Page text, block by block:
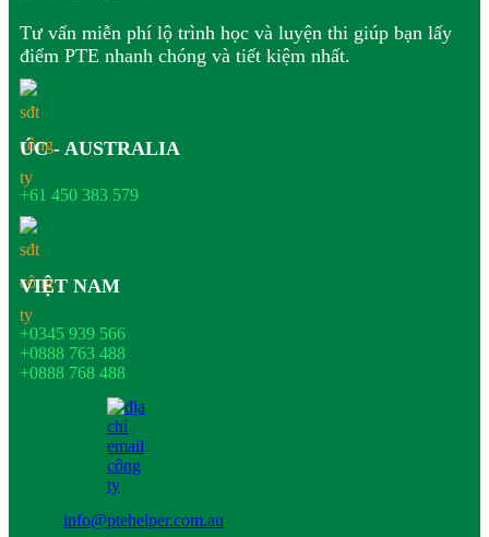
Tư vấn miễn phí lộ trình học và luyện thi giúp bạn lấy
điểm PTE nhanh chóng và tiết kiệm nhất.
ÚC - AUSTRALIA
+61 450 383 579
VIỆT NAM
+0345 939 566
+0888 763 488
+0888 768 488
info@ptehelper.com.au